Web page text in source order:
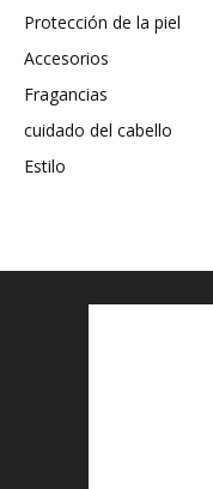
Protección de la piel
Accesorios
Fragancias
cuidado del cabello
Estilo